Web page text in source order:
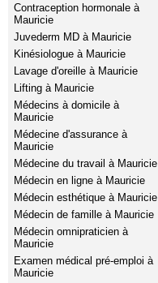
Contraception hormonale à
Mauricie
Juvederm MD à Mauricie
Kinésiologue à Mauricie
Lavage d'oreille à Mauricie
Lifting à Mauricie
Médecins à domicile à
Mauricie
Médecine d'assurance à
Mauricie
Médecine du travail à Mauricie
Médecin en ligne à Mauricie
Médecin esthétique à Mauricie
Médecin de famille à Mauricie
Médecin omnipraticien à
Mauricie
Examen médical pré-emploi à
Mauricie